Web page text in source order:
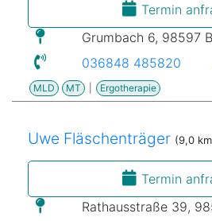
Termin
Grumbach 6, 98597
036848 485820
MLD MT Ergotherapie
Uwe Fläschenträger (9,0
Termin
Rathausstraße 39,